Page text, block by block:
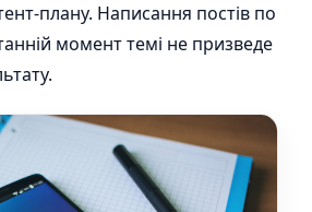
плану. Написання постів по
момент темі не призведе